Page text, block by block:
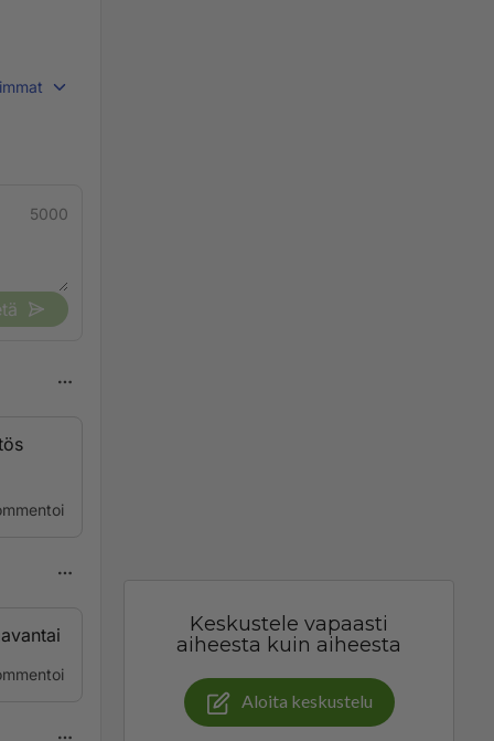
5000
Keskustele vapaasti
aiheesta kuin aiheesta
Aloita keskustelu